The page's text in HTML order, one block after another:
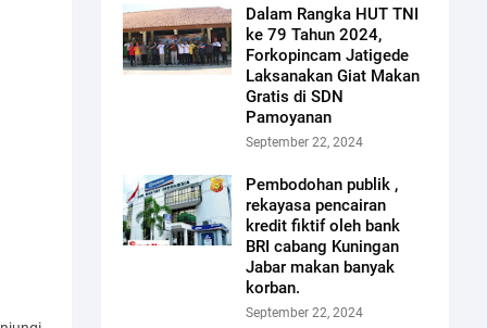
Dalam Rangka HUT TNI
ke 79 Tahun 2024,
Forkopincam Jatigede
Laksanakan Giat Makan
Gratis di SDN
Pamoyanan
September 22, 2024
Pembodohan publik ,
rekayasa pencairan
kredit fiktif oleh bank
BRI cabang Kuningan
Jabar makan banyak
korban.
September 22, 2024